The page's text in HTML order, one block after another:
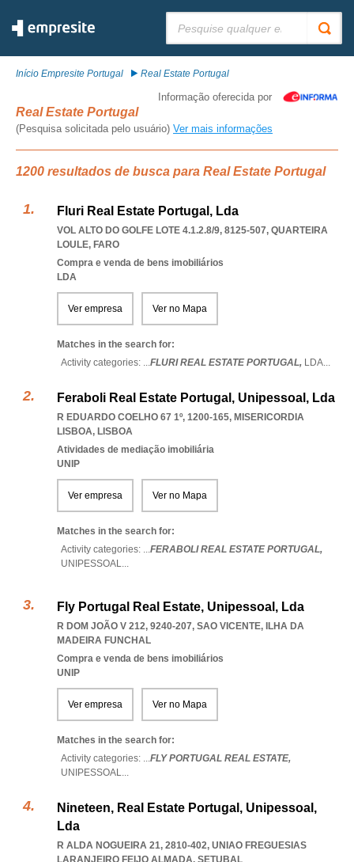
Início Empresite Portugal Real Estate Portugal
Informação oferecida por
Real Estate Portugal
(Pesquisa solicitada pelo usuário) Ver mais informações
1200 resultados de busca para Real Estate Portugal
Fluri Real Estate Portugal, Lda
VOL ALTO DO GOLFE LOTE 4.1.2.8/9, 8125-507, QUARTEIRA
LOULE, FARO
Compra e venda de bens imobiliários
LDA
Ver empresa Ver no Mapa
Matches in the search for:
Activity categories: ...FLURI REAL ESTATE PORTUGAL, LDA...
Feraboli Real Estate Portugal, Unipessoal, Lda
R EDUARDO COELHO 67 1º, 1200-165, MISERICORDIA
LISBOA, LISBOA
Atividades de mediação imobiliária
UNIP
Ver empresa Ver no Mapa
Matches in the search for:
Activity categories: ...FERABOLI REAL ESTATE PORTUGAL,
UNIPESSOAL...
Fly Portugal Real Estate, Unipessoal, Lda
R DOM JOÃO V 212, 9240-207, SAO VICENTE, ILHA DA
MADEIRA FUNCHAL
Compra e venda de bens imobiliários
UNIP
Ver empresa Ver no Mapa
Matches in the search for:
Activity categories: ...FLY PORTUGAL REAL ESTATE,
UNIPESSOAL...
Nineteen, Real Estate Portugal, Unipessoal,
Lda
R ALDA NOGUEIRA 21, 2810-402, UNIAO FREGUESIAS
LARANJEIRO FEIJO ALMADA, SETUBAL